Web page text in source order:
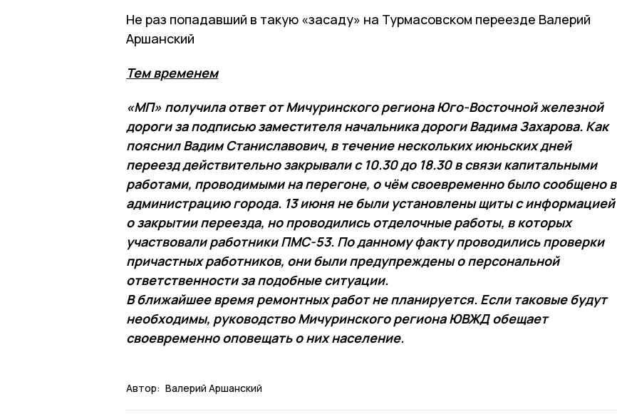
Не раз попадавший в такую «засаду» на Турмасовском переезде Валерий
Аршанский
Тем временем
«МП» получила ответ от Мичуринского региона Юго-Восточной железной
дороги за подписью заместителя начальника дороги Вадима Захарова. Как
пояснил Вадим Станиславович, в течение нескольких июньских дней
переезд действительно закрывали с 10.30 до 18.30 в связи капитальными
работами, проводимыми на перегоне, о чём своевременно было сообщено в
администрацию города. 13 июня не были установлены щиты с информацией
о закрытии переезда, но проводились отделочные работы, в которых
участвовали работники ПМС-53. По данному факту проводились проверки
причастных работников, они были предупреждены о персональной
ответственности за подобные ситуации.
В ближайшее время ремонтных работ не планируется. Если таковые будут
необходимы, руководство Мичуринского региона ЮВЖД обещает
своевременно оповещать о них население.
Автор: Валерий Аршанский